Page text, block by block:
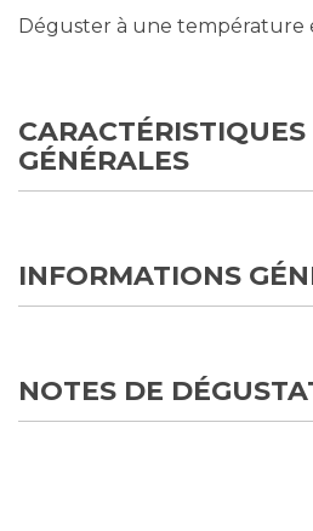
Déguster à une température
CARACTÉRISTIQUES
GÉNÉRALES
INFORMATIONS
NOTES DE